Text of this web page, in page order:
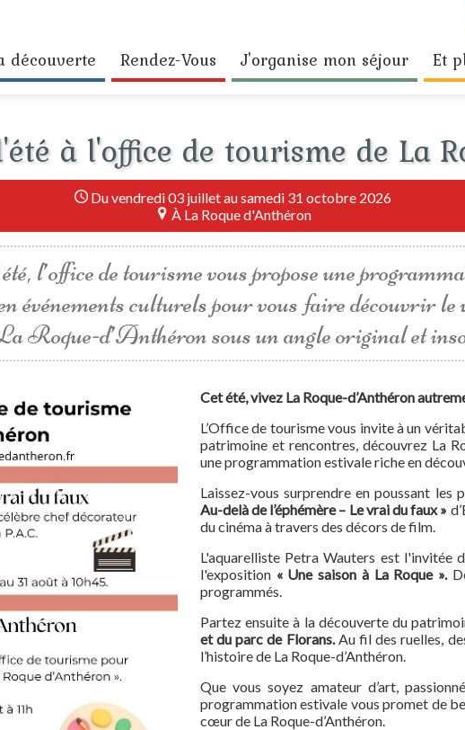
découverte Rendez-Vous J'organise mon séjour Et
à l'office de tourisme de La
Du vendredi 03 juillet au samedi 31 octobre 2026
À La Roque d'Anthéron
l’office de tourisme vous propose une
événements culturels pour vous faire découvrir le
Roque-d’Anthéron sous un angle original et
Cet été, vivez La Roque-d’Anthéron
L’Office de tourisme vous invite à un
patrimoine et rencontres, découvrez La
une programmation estivale riche en
Laissez-vous surprendre en poussant
Au-delà de l’éphémère – Le vrai du faux »
du cinéma à travers des décors de film.
L'aquarelliste Petra Wauters est
l'exposition « Une saison à La Roque ».
programmés.
Partez ensuite à la découverte du
et du parc de Florans.Au fil des ruelles,
l’histoire de La Roque-d’Anthéron.
Que vous soyez amateur d’art,
programmation estivale vous promet de
cœur de La Roque-d’Anthéron.